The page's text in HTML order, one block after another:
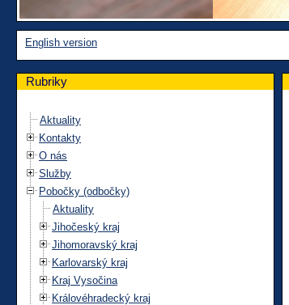
English version
Rubriky
Aktuality
Kontakty
O nás
Služby
Pobočky (odbočky)
Aktuality
Jihočeský kraj
Jihomoravský kraj
Karlovarský kraj
Kraj Vysočina
Královéhradecký kraj